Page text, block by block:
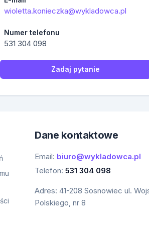
wioletta.konieczka@wykladowca.pl
Numer telefonu
531 304 098
Zadaj pytanie
Dane kontaktowe
Email: biuro@wykladowca.pl
Telefon: 531 304 098
Adres: 41-208 Sosnowiec ul.
Polskiego, nr 8